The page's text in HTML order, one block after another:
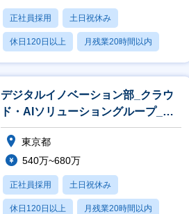
正社員採用 土日祝休み
休日120日以上 月残業20時間以内
賞与あり
デジタルイノベーション部_クラウ
ド・AIソリューショングループ_エ
ンジニア
東京都
540万~680万
正社員採用 土日祝休み
休日120日以上 月残業20時間以内